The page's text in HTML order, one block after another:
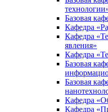
Базовая
Кафедра
Кафедра
явления»
Кафедра
Базовая
Базовая
Кафедра
Кафедра